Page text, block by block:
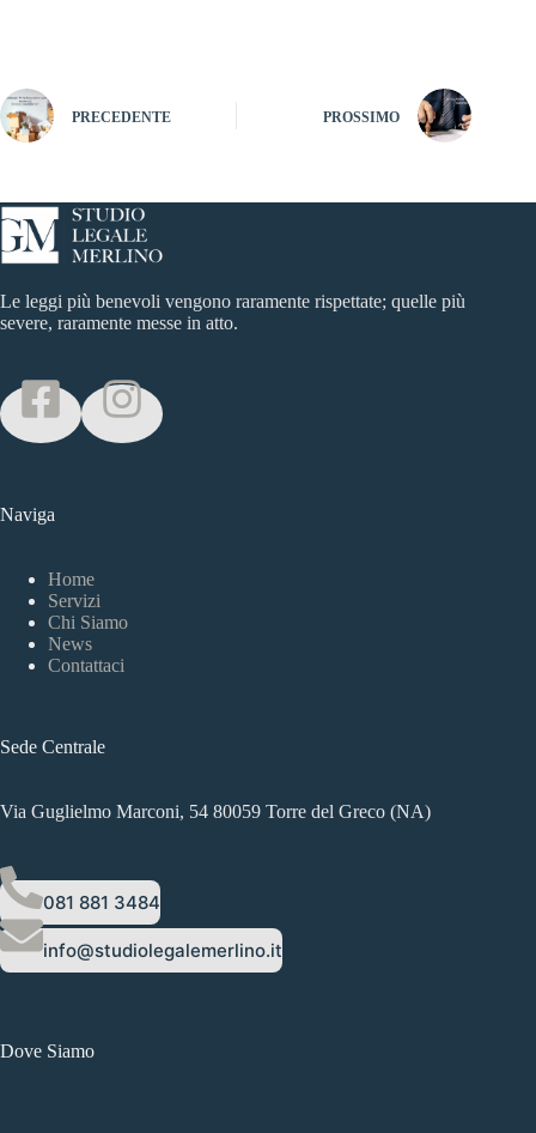
PRECEDENTE PROSSIMO
Le leggi più benevoli vengono raramente rispettate; quelle più
severe, raramente messe in atto.
Naviga
Home
Servizi
Chi Siamo
News
Contattaci
Sede Centrale
Via Guglielmo Marconi, 54 80059 Torre del Greco (NA)
081 881 3484
info@studiolegalemerlino.it
Dove Siamo